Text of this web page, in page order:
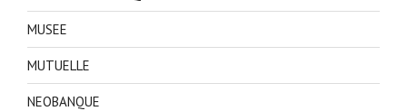
MUSEE
MUTUELLE
NEOBANQUE